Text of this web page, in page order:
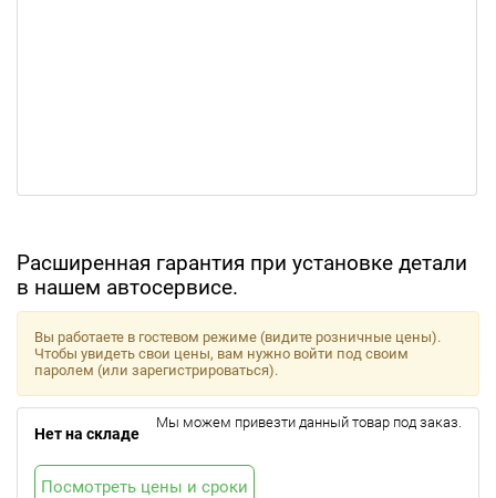
Расширенная гарантия при установке детали
в нашем автосервисе.
Вы работаете в гостевом режиме (видите розничные цены).
Чтобы увидеть свои цены, вам нужно войти под своим
паролем (или зарегистрироваться).
Нет на складе
Мы можем привезти данный товар под заказ.
Посмотреть цены и сроки